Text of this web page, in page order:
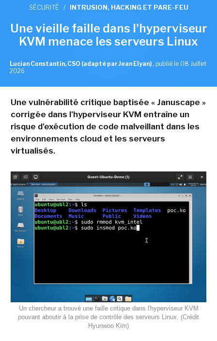
SÉCURITÉ / INTRUSION, HACKING ET PARE-FEU
Une vieille faille dans l'hyperviseur
KVM menace les serveurs Linux
Lucian Constantin, CSO (adapté par Jean Elyan) , publié le 08 Juillet
2026
Une vulnérabilité critique baptisée « Januscape »
corrigée dans l'hyperviseur KVM entraîne un
risque d'exécution de code malveillant dans les
environnements cloud et les serveurs
virtualisés.
Un chercheur a trouvé une faille critique dans l'hyperviseur KVM
pouvant aboutir à la prise de contrôle des serveurs Linux. (Crédit
Hyunwoo Kim)